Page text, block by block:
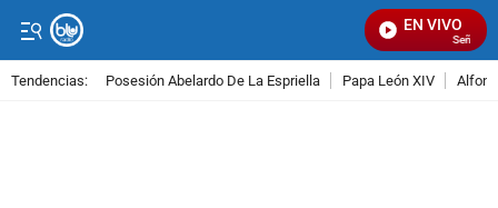
EN VIVO
Señal
Tendencias: Posesión Abelardo De La Espriella Papa León XIV